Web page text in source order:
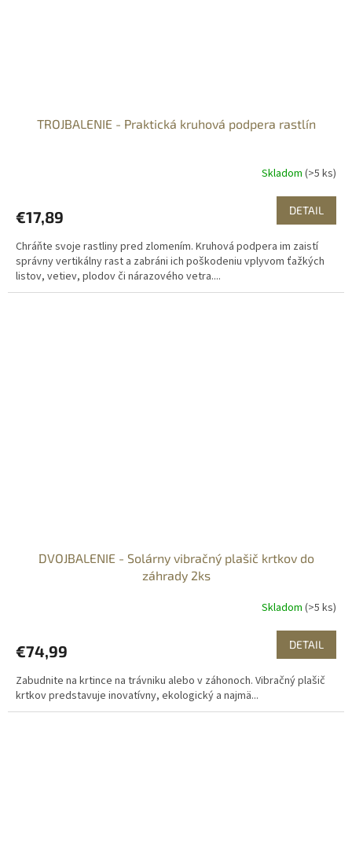
TROJBALENIE - Praktická kruhová podpera rastlín
Skladom (>5 ks)
€17,89 DETAIL
Chráňte svoje rastliny pred zlomením. Kruhová podpera im zaistí
správny vertikálny rast a zabráni ich poškodeniu vplyvom ťažkých
listov, vetiev, plodov či nárazového vetra....
DVOJBALENIE - Solárny vibračný plašič krtkov do
záhrady 2ks
Skladom (>5 ks)
€74,99 DETAIL
Zabudnite na krtince na trávniku alebo v záhonoch. Vibračný plašič
krtkov predstavuje inovatívny, ekologický a najmä...